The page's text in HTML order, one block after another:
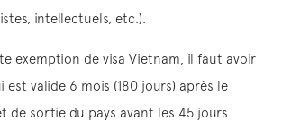
intellectuels, etc.).
exemption de visa Vietnam, il faut avoir
valide 6 mois (180 jours) après le
de sortie du pays avant les 45 jours